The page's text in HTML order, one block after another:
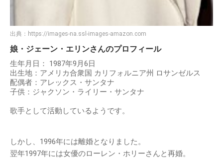
出典： https://images-na.ssl-images-amazon.com
娘・ジェーン・エリンさんのプロフィール
生年月日： 1987年9月6日
出生地：アメリカ合衆国 カリフォルニア州 ロサンゼルス
配偶者：アレックス・サンタナ
子供：ジャクソン・ライリー・サンタナ
歌手として活動しているようです。
しかし、1996年には離婚となりました。
翌年1997年には女優のローレン・ホリーさんと再婚。